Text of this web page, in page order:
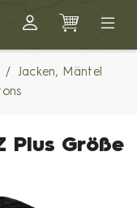
Jacken, Mäntel
Plus Größe